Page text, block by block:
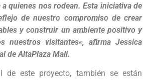
quienes nos rodean. Esta iniciativa de
de nuestro compromiso de crear
y construir un ambiente positivo y
nuestros visitantes«, afirma Jessica
de AltaPlaza Mall.
de este proyecto, también se están